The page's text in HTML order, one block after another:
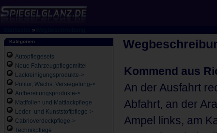
»
Kategorien
Autopflegesets
Neue Fahrzeugpflegemittel
Lackreinigungsprodukte->
Politur, Wachs, Versiegelung->
Aufbereitungsprodukte->
Mattfolien und Mattlackpflege
Leder- und Kunststoffpflege->
Cabrioverdeckpflege->
Technikpflege
Kommend aus
An der Ausfahrt
Abfahrt, an der
Ampel links, am